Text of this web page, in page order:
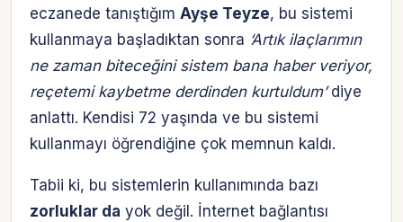
eczanede tanıştığım Ayşe Teyze, bu sistemi
kullanmaya başladıktan sonra ‘Artık ilaçlarımın
ne zaman biteceğini sistem bana haber veriyor,
reçetemi kaybetme derdinden kurtuldum’diye
anlattı. Kendisi 72 yaşında ve bu sistemi
kullanmayı öğrendiğine çok memnun kaldı.
Tabii ki, bu sistemlerin kullanımında bazı
zorluklar da yok değil. İnternet bağlantısı